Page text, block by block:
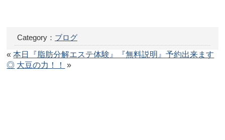
Category： ブログ
«本日『脂肪分解エステ体験』『無料説明』予約出来ます
◎ 大豆の力！！ »